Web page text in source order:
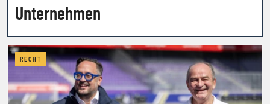
Unternehmen
RECHT